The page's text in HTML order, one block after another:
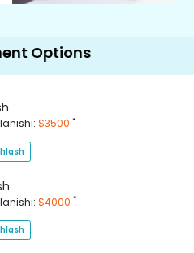
$3500 *
$4000 *